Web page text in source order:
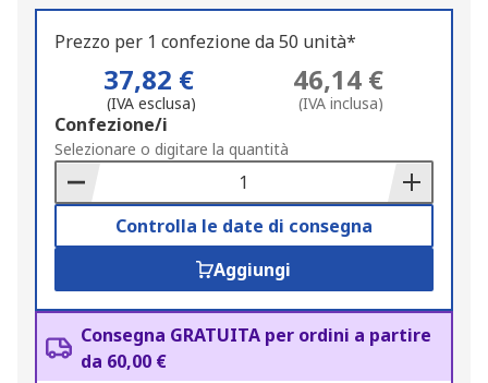
Prezzo per 1 confezione da 50 unità*
37,82 €
(IVA esclusa)
46,14 €
(IVA inclusa)
Add
to
Basket
Confezione/i
Selezionare o digitare la quantità
Controlla le date di consegna
Aggiungi
Consegna GRATUITA per ordini a partire
da 60,00 €